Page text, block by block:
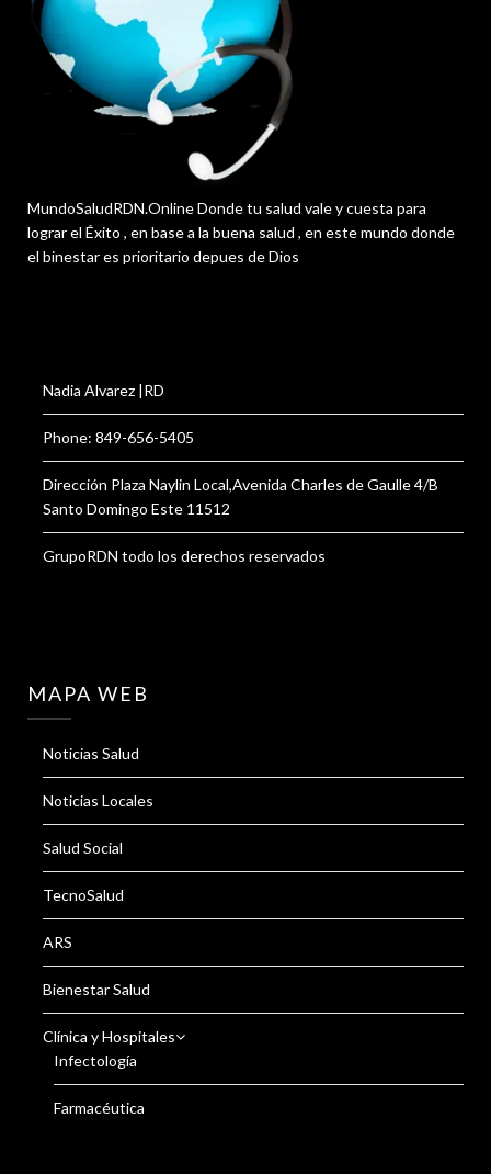
MundoSaludRDN.Online Donde tu salud vale y cuesta para
lograr el Éxito , en base a la buena salud , en este mundo donde
el binestar es prioritario depues de Dios
Nadia Alvarez |RD
Phone: 849-656-5405
Dirección Plaza Naylin Local,Avenida Charles de Gaulle 4/B
Santo Domingo Este 11512
GrupoRDN todo los derechos reservados
MAPA WEB
Noticias Salud
Noticias Locales
Salud Social
TecnoSalud
ARS
Bienestar Salud
Clínica y Hospitales
Infectología
Farmacéutica